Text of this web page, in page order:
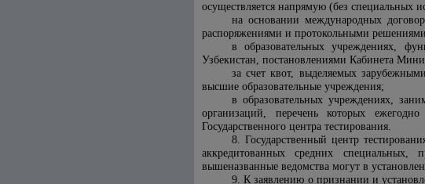
осуществляется напрямую (без специальных
на основании международных
распоряжениями и протокольными
в образовательных учреждениях,
Узбекистан, постановлениями Кабинета
за счет квот, выделяемых
высшие образовательные учреждения;
в образовательных учреждениях,
организаций, перечень которых
Государственного центра тестирования.
8. Государственный центр
аккредитованных средних специальных,
вышеназванные ведомства могут в
9. К заявлению о признании и